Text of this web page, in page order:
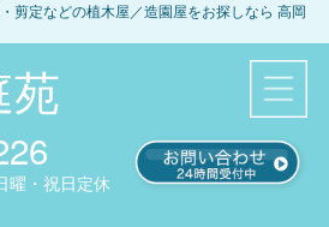
剪定などの植木屋／造園屋をお探しなら 高岡
苑
曜・祝日定休